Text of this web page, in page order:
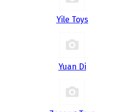
Yile Toys
Yuan Di